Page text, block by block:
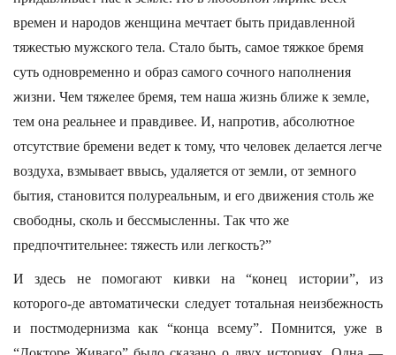
времен и народов женщина мечтает быть придавленной
тяжестью мужского тела. Стало быть, самое тяжкое бремя
суть одновременно и образ самого сочного наполнения
жизни. Чем тяжелее бремя, тем наша жизнь ближе к земле,
тем она реальнее и правдивее. И, напротив, абсолютное
отсутствие бремени ведет к тому, что человек делается легче
воздуха, взмывает ввысь, удаляется от земли, от земного
бытия, становится полуреальным, и его движения столь же
свободны, сколь и бессмысленны. Так что же
предпочтительнее: тяжесть или легкость?”
И здесь не помогают кивки на “конец истории”, из
которого-де автоматически следует тотальная неизбежность
и постмодернизма как “конца всему”. Помнится, уже в